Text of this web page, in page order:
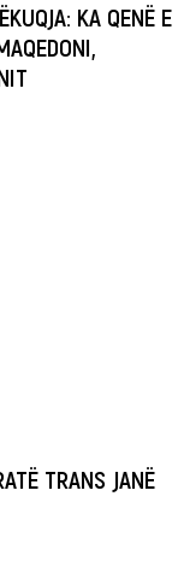
KA QENË E
TRANS JANË